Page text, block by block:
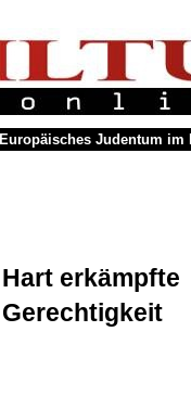
Europäisches Judentum im
Hart erkämpfte
Gerechtigkeit